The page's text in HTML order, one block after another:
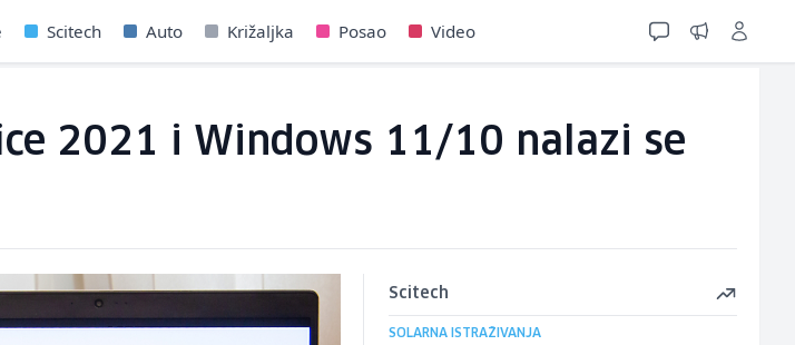
Scitech Auto Križaljka Posao Video
2021 i Windows 11/10 nalazi se
Scitech
SOLARNA ISTRAŽIVANJA